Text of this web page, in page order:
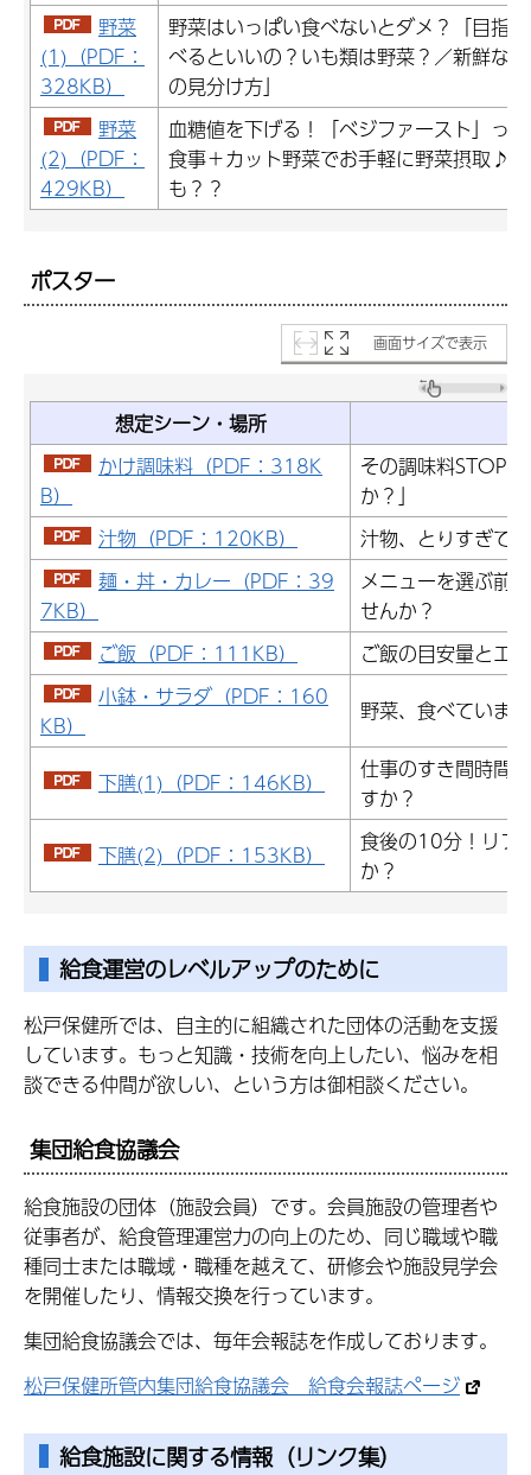
野菜
(1)（PDF：
328KB）
野菜はいっぱい食べないとダメ？「目指
べるといいの？いも類は野菜？／新鮮な
の見分け方」
野菜
(2)（PDF：
429KB）
血糖値を下げる！「ベジファースト」っ
食事＋カット野菜でお手軽に野菜摂取♪
も？？
ポスター
画面サイズで表示
想定シーン・場所
かけ調味料（PDF：318K
B）
その調味料STOP
か？」
汁物（PDF：120KB）
汁物、とりすぎて
麺・丼・カレー（PDF：39
7KB）
メニューを選ぶ前
せんか？
ご飯（PDF：111KB）
ご飯の目安量とエ
小鉢・サラダ（PDF：160
KB）
野菜、食べていま
下膳(1)（PDF：146KB）
仕事のすき間時間
すか？
下膳(2)（PDF：153KB）
食後の10分！リフ
か？
給食運営のレベルアップのために
松戸保健所では、自主的に組織された団体の活動を支援
しています。もっと知識・技術を向上したい、悩みを相
談できる仲間が欲しい、という方は御相談ください。
集団給食協議会
給食施設の団体（施設会員）です。会員施設の管理者や
従事者が、給食管理運営力の向上のため、同じ職域や職
種同士または職域・職種を越えて、研修会や施設見学会
を開催したり、情報交換を行っています。
集団給食協議会では、毎年会報誌を作成しております。
松戸保健所管内集団給食協議会 給食会報誌ページ
給食施設に関する情報（リンク集）